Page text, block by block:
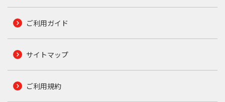
ご利用ガイド
サイトマップ
ご利用規約